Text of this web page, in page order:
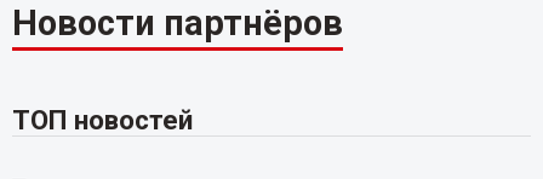
Новости партнёров
ТОП новостей